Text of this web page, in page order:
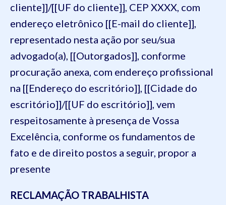
cliente]]/[[UF do cliente]], CEP XXXX, com
endereço eletrônico [[E-mail do cliente]],
representado nesta ação por seu/sua
advogado(a), [[Outorgados]], conforme
procuração anexa, com endereço profissional
na [[Endereço do escritório]], [[Cidade do
escritório]]/[[UF do escritório]], vem
respeitosamente à presença de Vossa
Excelência, conforme os fundamentos de
fato e de direito postos a seguir, propor a
presente
RECLAMAÇÃO TRABALHISTA